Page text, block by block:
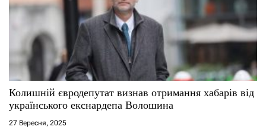
а
и
с
і
Колишній євродепутат визнав отримання хабарів від
українського екснардепа Волошина
27 Вересня, 2025